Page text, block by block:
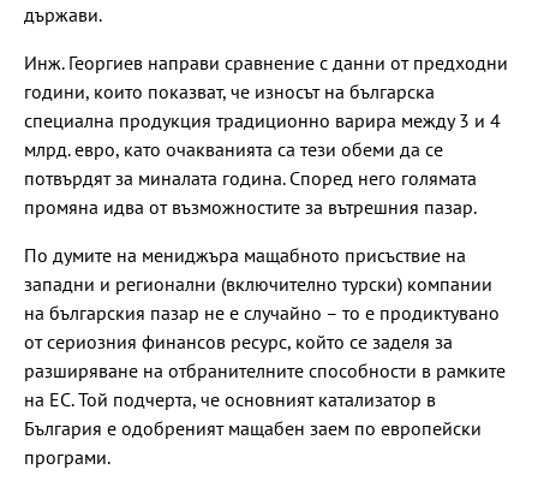
държави.
Инж. Георгиев направи сравнение с данни от предходни
години, които показват, че износът на българска
специална продукция традиционно варира между 3 и 4
млрд. евро, като очакванията са тези обеми да се
потвърдят за миналата година. Според него голямата
промяна идва от възможностите за вътрешния пазар.
По думите на мениджъра мащабното присъствие на
западни и регионални (включително турски) компании
на българския пазар не е случайно – то е продиктувано
от сериозния финансов ресурс, който се заделя за
разширяване на отбранителните способности в рамките
на ЕС. Той подчерта, че основният катализатор в
България е одобреният мащабен заем по европейски
програми.